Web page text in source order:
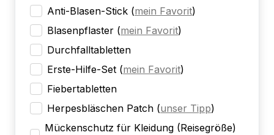
Anti-Blasen-Stick (mein Favorit)
Blasenpflaster (mein Favorit)
Durchfalltabletten
Erste-Hilfe-Set (mein Favorit)
Fiebertabletten
Herpesbläschen Patch (unser Tipp)
Mückenschutz für Kleidung (Reisegröße)